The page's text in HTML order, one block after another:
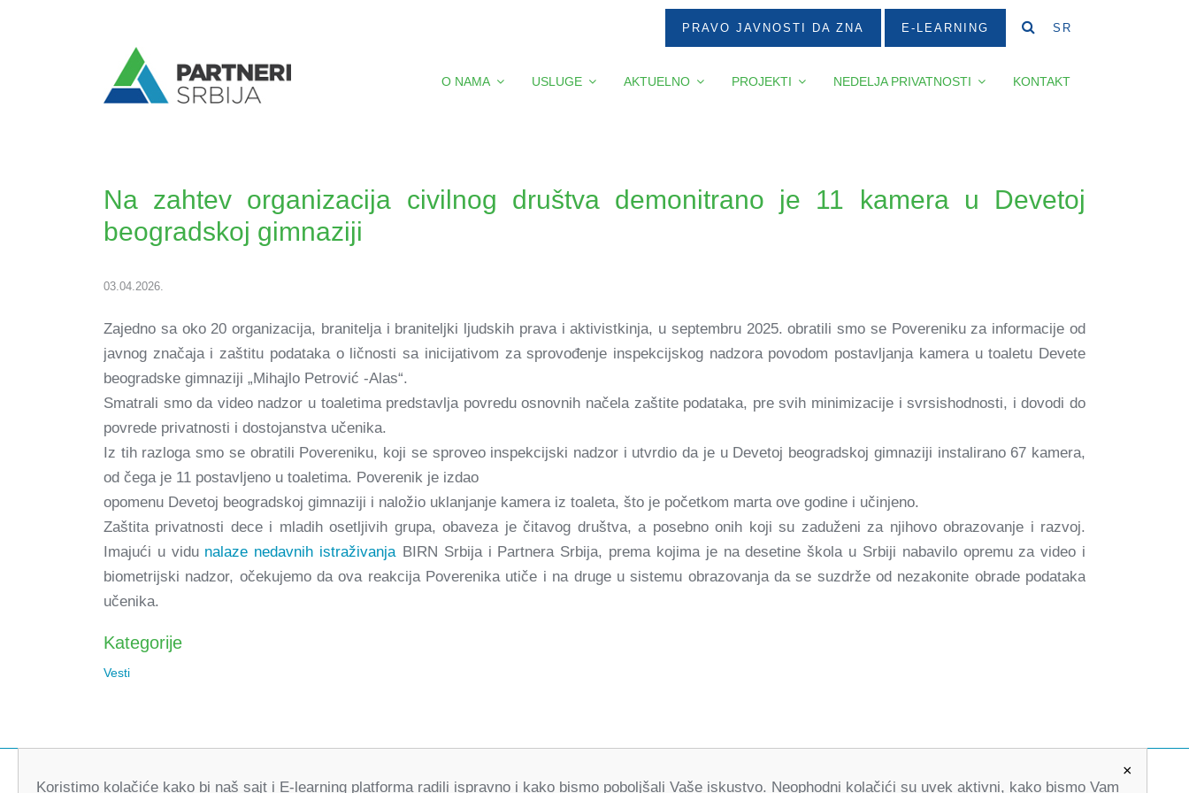
PRAVO JAVNOSTI DA ZNA E-LEARNING SR
O NAMA USLUGE AKTUELNO PROJEKTI NEDELJA PRIVATNOSTI KONTAKT
Na zahtev organizacija civilnog društva demonitrano je 11 kamera u Devetoj
beogradskoj gimnaziji
03.04.2026.
Zajedno sa oko 20 organizacija, branitelja i braniteljki ljudskih prava i aktivistkinja, u septembru 2025. obratili smo se Povereniku za informacije od
javnog značaja i zaštitu podataka o ličnosti sa inicijativom za sprovođenje inspekcijskog nadzora povodom postavljanja kamera u toaletu Devete
beogradske gimnaziji „Mihajlo Petrović -Alas“.
Smatrali smo da video nadzor u toaletima predstavlja povredu osnovnih načela zaštite podataka, pre svih minimizacije i svrsishodnosti, i dovodi do
povrede privatnosti i dostojanstva učenika.
Iz tih razloga smo se obratili Povereniku, koji se sproveo inspekcijski nadzor i utvrdio da je u Devetoj beogradskoj gimnaziji instalirano 67 kamera,
od čega je 11 postavljeno u toaletima. Poverenik je izdao
opomenu Devetoj beogradskoj gimnaziji i naložio uklanjanje kamera iz toaleta, što je početkom marta ove godine i učinjeno.
Zaštita privatnosti dece i mladih osetljivih grupa, obaveza je čitavog društva, a posebno onih koji su zaduženi za njihovo obrazovanje i razvoj.
Imajući u vidu nalaze nedavnih istraživanja BIRN Srbija i Partnera Srbija, prema kojima je na desetine škola u Srbiji nabavilo opremu za video i
biometrijski nadzor, očekujemo da ova reakcija Poverenika utiče i na druge u sistemu obrazovanja da se suzdrže od nezakonite obrade podataka
učenika.
Kategorije
Vesti
×
Koristimo kolačiće kako bi naš sajt i E-learning platforma radili ispravno i kako bismo poboljšali Vaše iskustvo. Neophodni kolačići su uvek aktivni, kako bismo Vam